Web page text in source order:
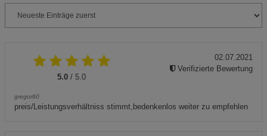
5.0 / 5.0
gregor60
preis/Leistungsverhältniss stimmt,bedenkenlos weiter zu empfehlen
02.07.2021
Verifizierte Bewertung